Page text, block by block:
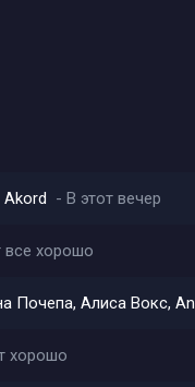
Akord В этот вечер
все хорошо
хорошо